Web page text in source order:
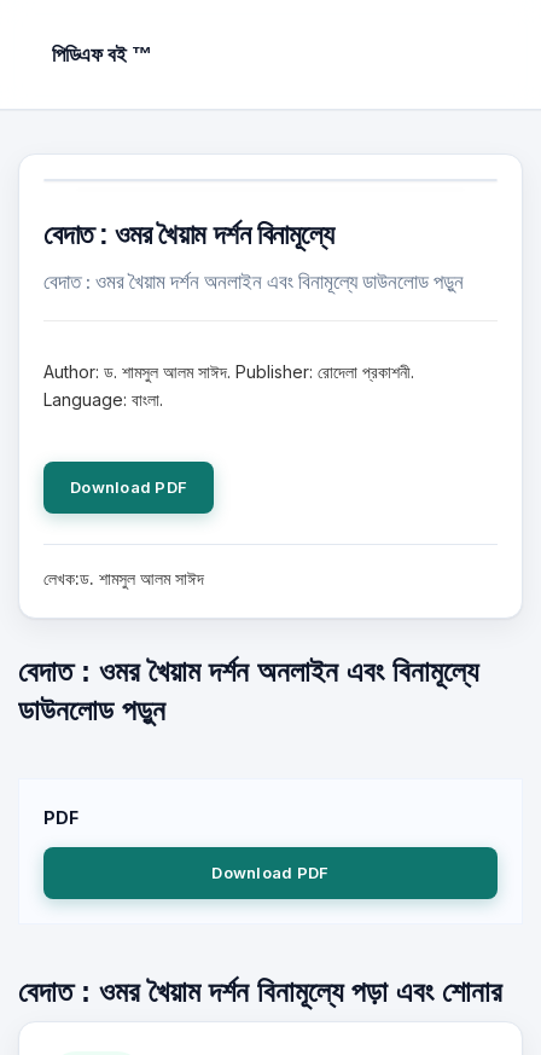
পিডিএফ বই ™
বেদাত : ওমর খৈয়াম দর্শন বিনামূল্যে
বেদাত : ওমর খৈয়াম দর্শন অনলাইন এবং বিনামূল্যে ডাউনলোড পড়ুন
Author: ড. শামসুল আলম সাঈদ. Publisher: রোদেলা প্রকাশনী.
Language: বাংলা.
Download PDF
লেখক:ড. শামসুল আলম সাঈদ
বেদাত : ওমর খৈয়াম দর্শন অনলাইন এবং বিনামূল্যে
ডাউনলোড পড়ুন
PDF
Download PDF
বেদাত : ওমর খৈয়াম দর্শন বিনামূল্যে পড়া এবং শোনার